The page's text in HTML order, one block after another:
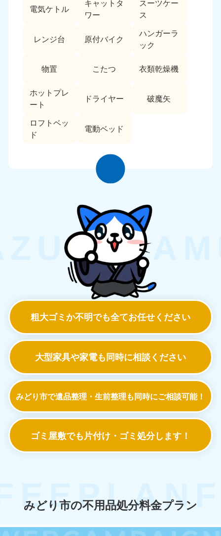
電気ケトル
キャットタ
ワー
スーツケー
ス
レンジ台 原付バイク
ハンガーラ
ック
物置 こたつ 衣類乾燥機
ホットプレ
ート
ドライヤー 破魔矢
ロフトベッ
ド
電動ベッド
粗大ゴミか不明でも全てお任せください
大型家具や家電も同時に相談ください
みどり市で遺品整理・生前整理も同時にご相談可能！
ゴミ屋敷でも 片付け・ゴミ処分します！
みどり市の不用品処分料金プラン